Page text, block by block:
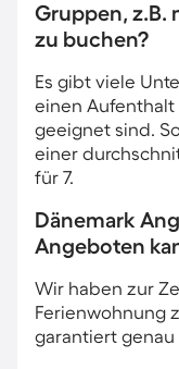
Gruppen, z.B.
zu buchen?
Es gibt viele
einen
geeignet sind.
einer
für 7.
Dänemark
Angeboten
Wir haben zur
Ferienwohnung
garantiert